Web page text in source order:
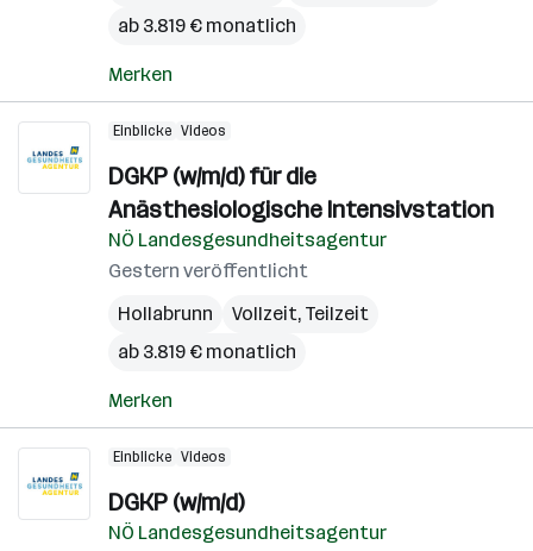
ab 3.819 € monatlich
Merken
Einblicke Videos
DGKP (w/m/d) für die
Anästhesiologische Intensivstation
NÖ Landesgesundheitsagentur
Gestern veröffentlicht
Hollabrunn
Vollzeit, Teilzeit
ab 3.819 € monatlich
Merken
Einblicke Videos
DGKP (w/m/d)
NÖ Landesgesundheitsagentur